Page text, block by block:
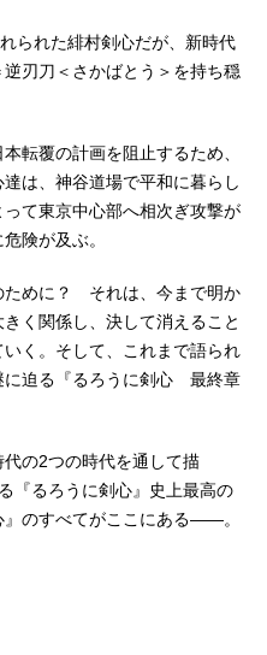
られた緋村剣心だが、新時代
刃刀＜さかばとう＞を持ち穏
転覆の計画を阻止するため、
は、神谷道場で平和に暮らし
て東京中心部へ相次ぎ攻撃が
険が及ぶ。
めに？ それは、今まで明か
く関係し、決して消えること
く。そして、これまで語られ
に迫る『るろうに剣心 最終章
の2つの時代を通して描
『るろうに剣心』史上最高の
』のすべてがここにある――。